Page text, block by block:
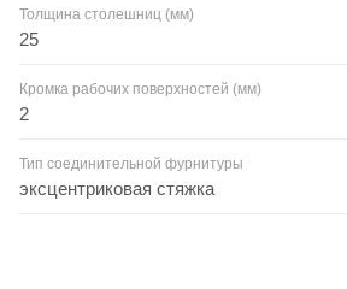
Толщина столешниц (мм)
25
Кромка рабочих поверхностей (мм)
2
Тип соединительной фурнитуры
эксцентриковая стяжка